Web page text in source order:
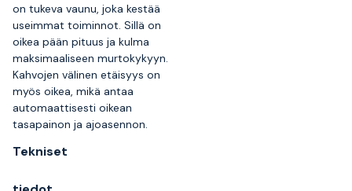
on tukeva vaunu, joka kestää
useimmat toiminnot. Sillä on
oikea pään pituus ja kulma
maksimaaliseen murtokykyyn.
Kahvojen välinen etäisyys on
myös oikea, mikä antaa
automaattisesti oikean
tasapainon ja ajoasennon.
Tekniset